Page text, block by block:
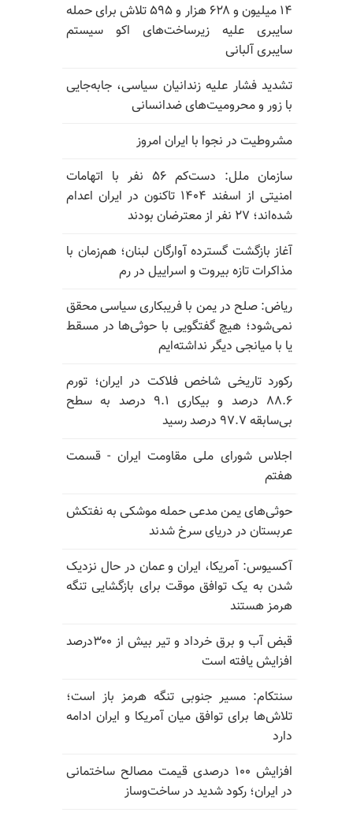
۱۴ میلیون و ۶۲۸ هزار و ۵۹۵ تلاش برای حمله
سایبری علیه زیرساخت‌های اکو سیستم
سایبری آلبانی
تشدید فشار علیه زندانیان سیاسی، جابه‌جایی
با زور و محرومیت‌های ضدانسانی
مشروطیت در نجوا با ایران امروز
سازمان ملل: دست‌کم ۵۶ نفر با اتهامات
امنیتی از اسفند ۱۴۰۴ تاکنون در ایران اعدام
شده‌اند؛ ۲۷ نفر از معترضان بودند
آغاز بازگشت گسترده آوارگان لبنان؛ هم‌زمان با
مذاکرات تازه بیروت و اسراییل در رم
ریاض: صلح در یمن با فریبکاری سیاسی محقق
نمی‌شود؛ هیچ گفتگویی با حوثی‌ها در مسقط
یا با میانجی دیگر نداشته‌ایم
رکورد تاریخی شاخص فلاکت در ایران؛ تورم
۸۸.۶ درصد و بیکاری ۹.۱ درصد به سطح
بی‌سابقه ۹۷.۷ درصد رسید
اجلاس شورای ملی مقاومت ایران - قسمت
هفتم
حوثی‌های یمن مدعی حمله موشکی به نفتکش
عربستان در دریای سرخ شدند
آکسیوس: آمریکا، ایران و عمان در حال نزدیک
شدن به یک توافق موقت برای بازگشایی تنگه
هرمز هستند
قبض آب و برق خرداد و تیر بیش از ۳۰۰درصد
افزایش یافته است
سنتکام: مسیر جنوبی تنگه هرمز باز است؛
تلاش‌ها برای توافق میان آمریکا و ایران ادامه
دارد
افزایش ۱۰۰ درصدی قیمت مصالح ساختمانی
در ایران؛ رکود شدید در ساخت‌وساز